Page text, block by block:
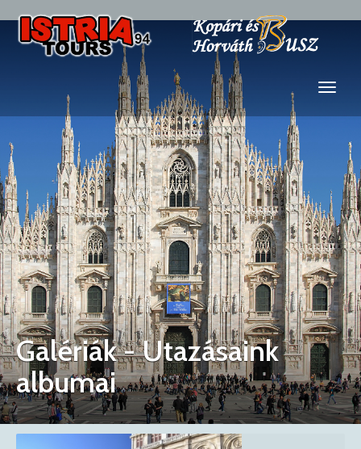
Galériák - Utazásaink
albumai